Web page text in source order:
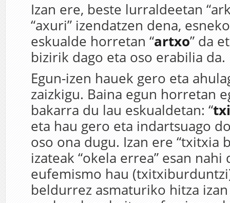
Izan ere, beste lurraldeetan
“axuri” izendatzen dena,
eskualde horretan “artxo” da
bizirik dago eta oso erabilia
Egun-izen hauek gero eta
zaizkigu. Baina egun horretan
bakarra du lau eskualdetan: “
eta hau gero eta indartsuago
oso ona dugu. Izan ere “txitxia
izateak “okela errea” esan
eufemismo hau
beldurrez asmaturiko hitza